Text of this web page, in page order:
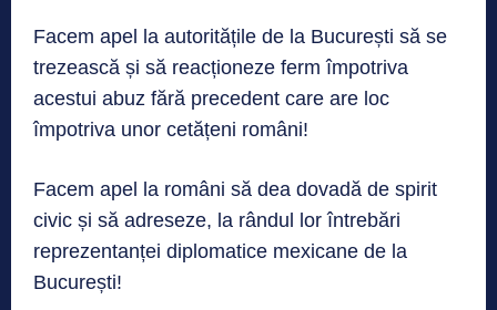
Facem apel la autoritățile de la București să se
trezească și să reacționeze ferm împotriva
acestui abuz fără precedent care are loc
împotriva unor cetățeni români!
Facem apel la români să dea dovadă de spirit
civic și să adreseze, la rândul lor întrebări
reprezentanței diplomatice mexicane de la
București!